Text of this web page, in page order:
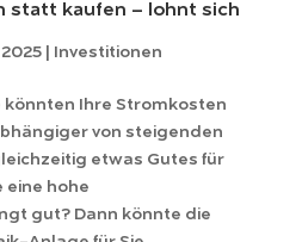
statt kaufen – lohnt sich
| Investitionen
könnten Ihre Stromkosten
von steigenden
etwas Gutes für
eine hohe
gut? Dann könnte die